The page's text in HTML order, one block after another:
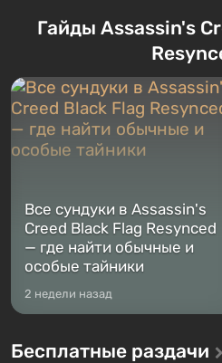
Впервые игра расскажет историю
Тревора и Франклина, между
которыми вы сможете
переключаться в любое время.
Жанр и...
Гайды Assassin's
Все сундуки в Assassin's
Creed Black Flag Resynced
— где найти обычные и
особые тайники
2 недели назад
Бесплатные раздачи